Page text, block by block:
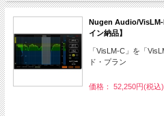
Nugen Audio/
イン納品】
「VisLM-C」を「
ド・プラン
価格： 52,250円(税込)